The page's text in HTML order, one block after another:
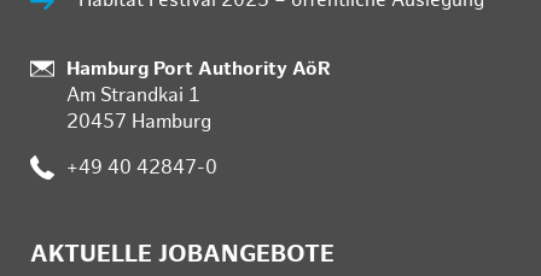
:
Hamburg Port Authority AöR
Am Strandkai 1
20457 Hamburg
: +49 40 42847-0
AKTUELLE JOBANGEBOTE